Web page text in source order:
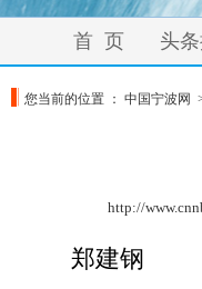
首 页 头
您当前的位置 ： 中国宁波网
http://
郑建钢